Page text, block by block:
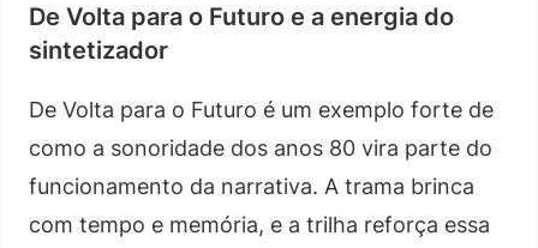
De Volta para o Futuro e a energia do
sintetizador
De Volta para o Futuro é um exemplo forte de
como a sonoridade dos anos 80 vira parte do
funcionamento da narrativa. A trama brinca
com tempo e memória, e a trilha reforça essa